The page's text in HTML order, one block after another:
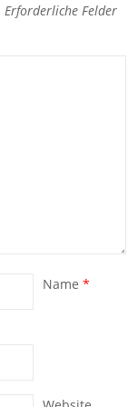
Erforderliche Felder
Name *